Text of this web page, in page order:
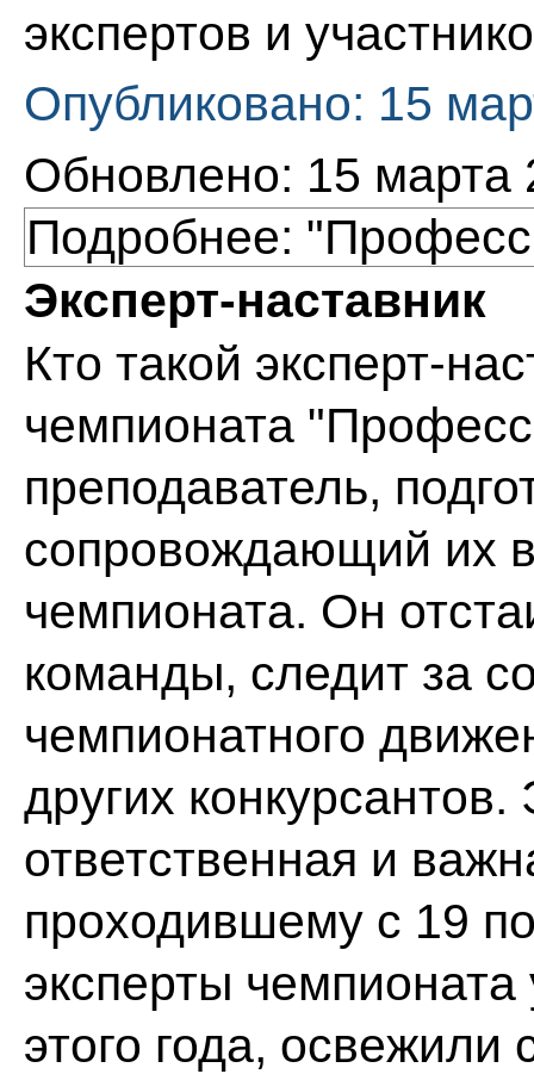
экспертов и
Опубликовано: 15
Обновлено: 15 марта
Подробнее:
Эксперт-наставник
Кто такой эксперт-
чемпионата
преподаватель,
сопровождающий их
чемпионата. Он
команды, следит за
чемпионатного
других
ответственная и
проходившему с 19
эксперты
этого года,